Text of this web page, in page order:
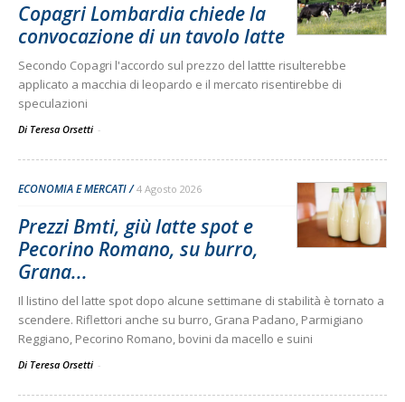
Copagri Lombardia chiede la
convocazione di un tavolo latte
Secondo Copagri l'accordo sul prezzo del lattte risulterebbe
applicato a macchia di leopardo e il mercato risentirebbe di
speculazioni
Di Teresa Orsetti -
ECONOMIA E MERCATI 4 Agosto 2026
Prezzi Bmti, giù latte spot e
Pecorino Romano, su burro,
Grana...
Il listino del latte spot dopo alcune settimane di stabilità è tornato a
scendere. Riflettori anche su burro, Grana Padano, Parmigiano
Reggiano, Pecorino Romano, bovini da macello e suini
Di Teresa Orsetti -